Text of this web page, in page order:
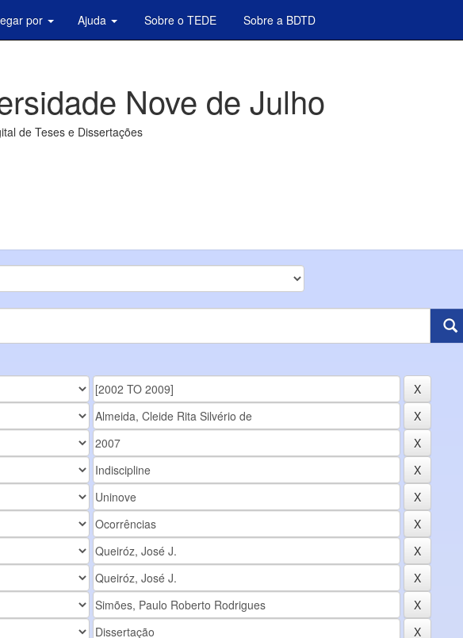
por Ajuda Sobre o TEDE Sobre a BDTD
Nove de Julho
de Teses e Dissertações